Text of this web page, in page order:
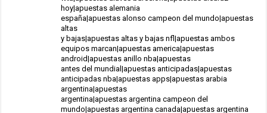
hoy|apuestas alemania
españa|apuestas alonso campeon del mundo|apuestas
altas
y bajas|apuestas altas y bajas nfl|apuestas ambos
equipos marcan|apuestas america|apuestas
android|apuestas anillo nba|apuestas
antes del mundial|apuestas anticipadas|apuestas
anticipadas nba|apuestas apps|apuestas arabia
argentina|apuestas
argentina|apuestas argentina campeon del
mundo|apuestas argentina canada|apuestas argentina